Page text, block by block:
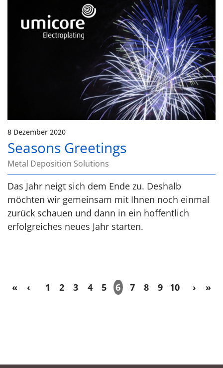
8 Dezember 2020
Seasons Greetings
Metal Deposition Solutions
Das Jahr neigt sich dem Ende zu. Deshalb
möchten wir gemeinsam mit Ihnen noch einmal
zurück schauen und dann in ein hoffentlich
erfolgreiches neues Jahr starten.
« ‹ 1 2 3 4 5 6 7 8 9 10 › »